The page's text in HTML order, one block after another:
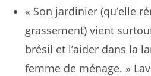
« Son jardinier (qu’elle
grassement) vient
brésil et l’aider dans la
femme de ménage. »